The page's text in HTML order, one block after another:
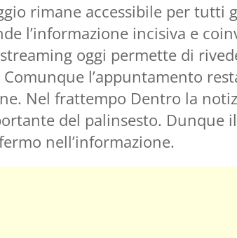
rimane accessibile per tutti
l’informazione incisiva e
oggi permette di
l’appuntamento
Nel frattempo Dentro la
del palinsesto. Dunque
nell’informazione.